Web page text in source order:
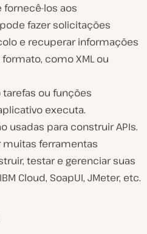
los aos
fazer solicitações
e recuperar informações
como XML ou
tarefas ou funções
executa.
usadas para construir APIs.
ferramentas
testar e gerenciar suas
Cloud, SoapUI, JMeter, etc.